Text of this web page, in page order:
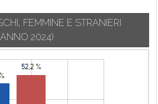
FEMMINE E STRANIERI
2024)